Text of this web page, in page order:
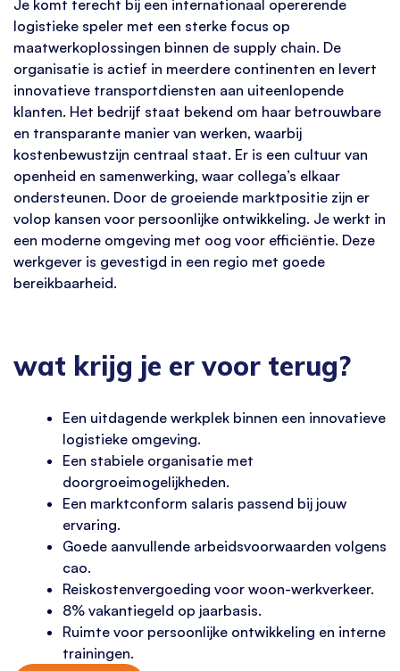
Je komt terecht bij een internationaal opererende
logistieke speler met een sterke focus op
maatwerkoplossingen binnen de supply chain. De
organisatie is actief in meerdere continenten en levert
innovatieve transportdiensten aan uiteenlopende
klanten. Het bedrijf staat bekend om haar betrouwbare
en transparante manier van werken, waarbij
kostenbewustzijn centraal staat. Er is een cultuur van
openheid en samenwerking, waar collega’s elkaar
ondersteunen. Door de groeiende marktpositie zijn er
volop kansen voor persoonlijke ontwikkeling. Je werkt in
een moderne omgeving met oog voor efficiëntie. Deze
werkgever is gevestigd in een regio met goede
bereikbaarheid.
wat krijg je er voor terug?
Een uitdagende werkplek binnen een innovatieve
logistieke omgeving.
Een stabiele organisatie met
doorgroeimogelijkheden.
Een marktconform salaris passend bij jouw
ervaring.
Goede aanvullende arbeidsvoorwaarden volgens
cao.
Reiskostenvergoeding voor woon-werkverkeer.
8% vakantiegeld op jaarbasis.
Ruimte voor persoonlijke ontwikkeling en interne
trainingen.